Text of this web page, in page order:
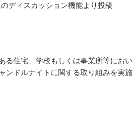
ディスカッション機能より投稿
る住宅、学校もしくは事業所等におい
ンドルナイトに関する取り組みを実施